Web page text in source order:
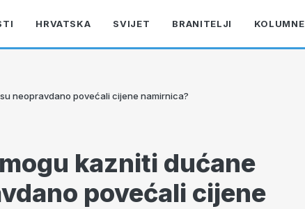
HRVATSKA SVIJET BRANITELJI KOLUMNE
neopravdano povećali cijene namirnica?
kazniti dućane
povećali cijene